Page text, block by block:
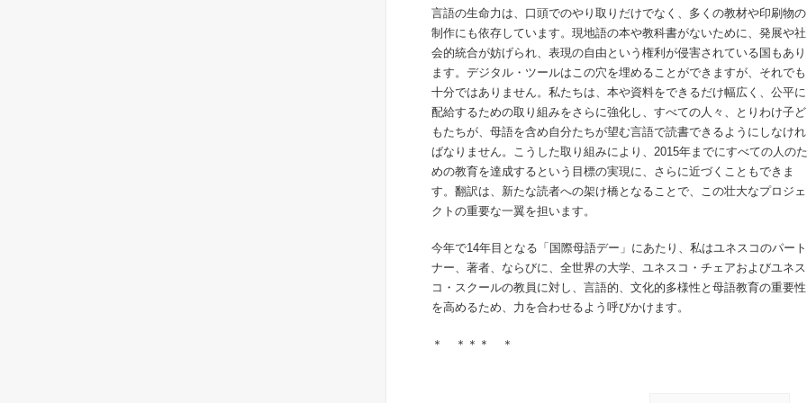
言語の生命力は、口頭でのやり取りだけでなく、多くの教材や印刷物の
制作にも依存しています。現地語の本や教科書がないために、発展や社
会的統合が妨げられ、表現の自由という権利が侵害されている国もあり
ます。デジタル・ツールはこの穴を埋めることができますが、それでも
十分ではありません。私たちは、本や資料をできるだけ幅広く、公平に
配給するための取り組みをさらに強化し、すべての人々、とりわけ子ど
もたちが、母語を含め自分たちが望む言語で読書できるようにしなけれ
ばなりません。こうした取り組みにより、2015年までにすべての人のた
めの教育を達成するという目標の実現に、さらに近づくこともできま
す。翻訳は、新たな読者への架け橋となることで、この壮大なプロジェ
クトの重要な一翼を担います。
今年で14年目となる「国際母語デー」にあたり、私はユネスコのパート
ナー、著者、ならびに、全世界の大学、ユネスコ・チェアおよびユネス
コ・スクールの教員に対し、言語的、文化的多様性と母語教育の重要性
を高めるため、力を合わせるよう呼びかけます。
＊ ＊＊＊ ＊